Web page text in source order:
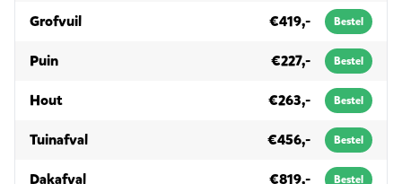
Grofvuilin 6m³ €419,- Bestel
Puinin 6m³ €227,- Bestel
Houtin 6m³ €263,- Bestel
Tuinafvalin 6m³ €456,- Bestel
Dakafvalin 6m³ €819,- Bestel